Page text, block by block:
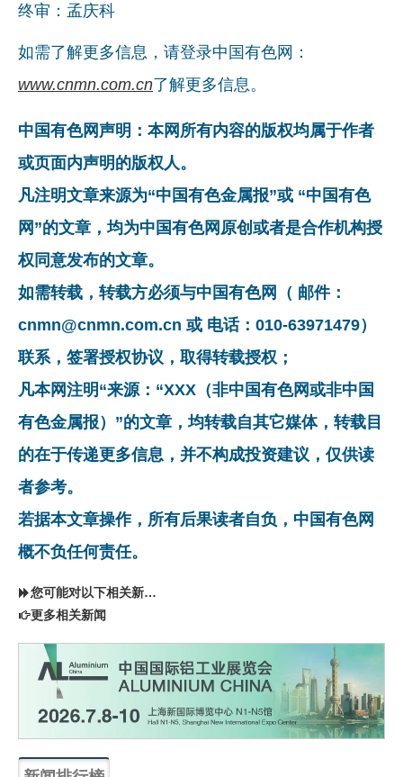
终审：孟庆科
如需了解更多信息，请登录中国有色网：
www.cnmn.com.cn了解更多信息。
中国有色网声明：本网所有内容的版权均属于作者
或页面内声明的版权人。
凡注明文章来源为“中国有色金属报”或 “中国有色
网”的文章，均为中国有色网原创或者是合作机构授
权同意发布的文章。
如需转载，转载方必须与中国有色网（ 邮件：
cnmn@cnmn.com.cn 或 电话：010-63971479）
联系，签署授权协议，取得转载授权；
凡本网注明“来源：“XXX（非中国有色网或非中国
有色金属报）”的文章，均转载自其它媒体，转载目
的在于传递更多信息，并不构成投资建议，仅供读
者参考。
若据本文章操作，所有后果读者自负，中国有色网
概不负任何责任。
您可能对以下相关新闻同样感兴趣
更多相关新闻